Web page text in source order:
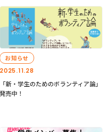
2025.11.28
お知らせ
「新・学生のためのボランティア論」
発売中！